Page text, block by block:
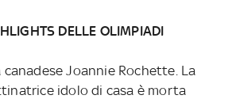
DELLE OLIMPIADI
Joannie Rochette. La
idolo di casa è morta